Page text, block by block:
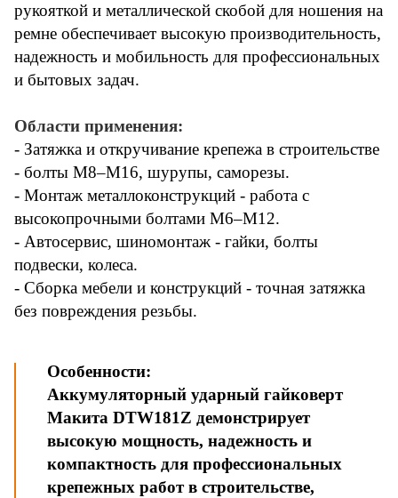
рукояткой и металлической скобой для ношения на
ремне обеспечивает высокую производительность,
надежность и мобильность для профессиональных
и бытовых задач.
Области применения:
- Затяжка и откручивание крепежа в строительстве
- болты M8–M16, шурупы, саморезы.
- Монтаж металлоконструкций - работа с
высокопрочными болтами M6–M12.
- Автосервис, шиномонтаж - гайки, болты
подвески, колеса.
- Сборка мебели и конструкций - точная затяжка
без повреждения резьбы.
Особенности:
Аккумуляторный ударный гайковерт
Макита DTW181Z демонстрирует
высокую мощность, надежность и
компактность для профессиональных
крепежных работ в строительстве,